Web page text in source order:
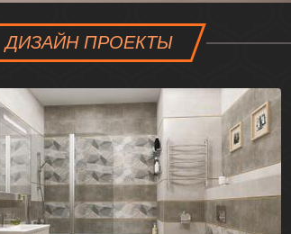
ДИЗАЙН ПРОЕКТЫ